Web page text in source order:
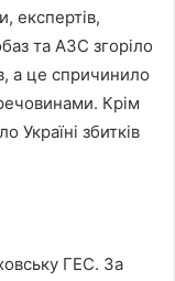
експертів,
та АЗС згоріло
а це спричинило
Крім
Україні збитків
ГЕС. За